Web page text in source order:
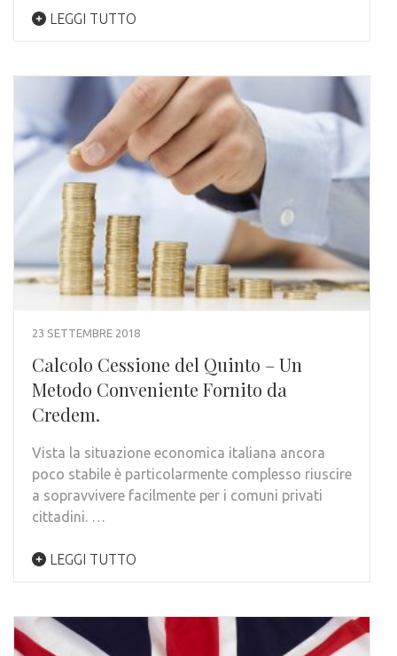
LEGGI TUTTO
23 SETTEMBRE 2018
Calcolo Cessione del Quinto – Un
Metodo Conveniente Fornito da
Credem.
Vista la situazione economica italiana ancora
poco stabile è particolarmente complesso riuscire
a sopravvivere facilmente per i comuni privati
cittadini. …
LEGGI TUTTO